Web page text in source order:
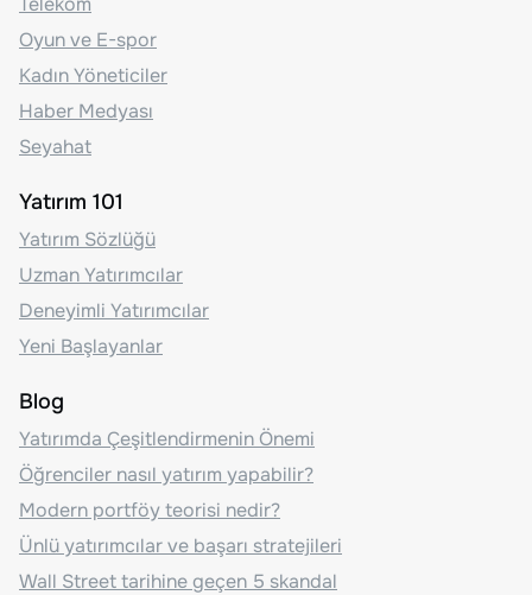
Oyun ve E-spor
Kadın Yöneticiler
Haber Medyası
Seyahat
Yatırım 101
Yatırım Sözlüğü
Uzman Yatırımcılar
Deneyimli Yatırımcılar
Yeni Başlayanlar
Blog
Yatırımda Çeşitlendirmenin Önemi
Öğrenciler nasıl yatırım yapabilir?
Modern portföy teorisi nedir?
Ünlü yatırımcılar ve başarı stratejileri
Wall Street tarihine geçen 5 skandal